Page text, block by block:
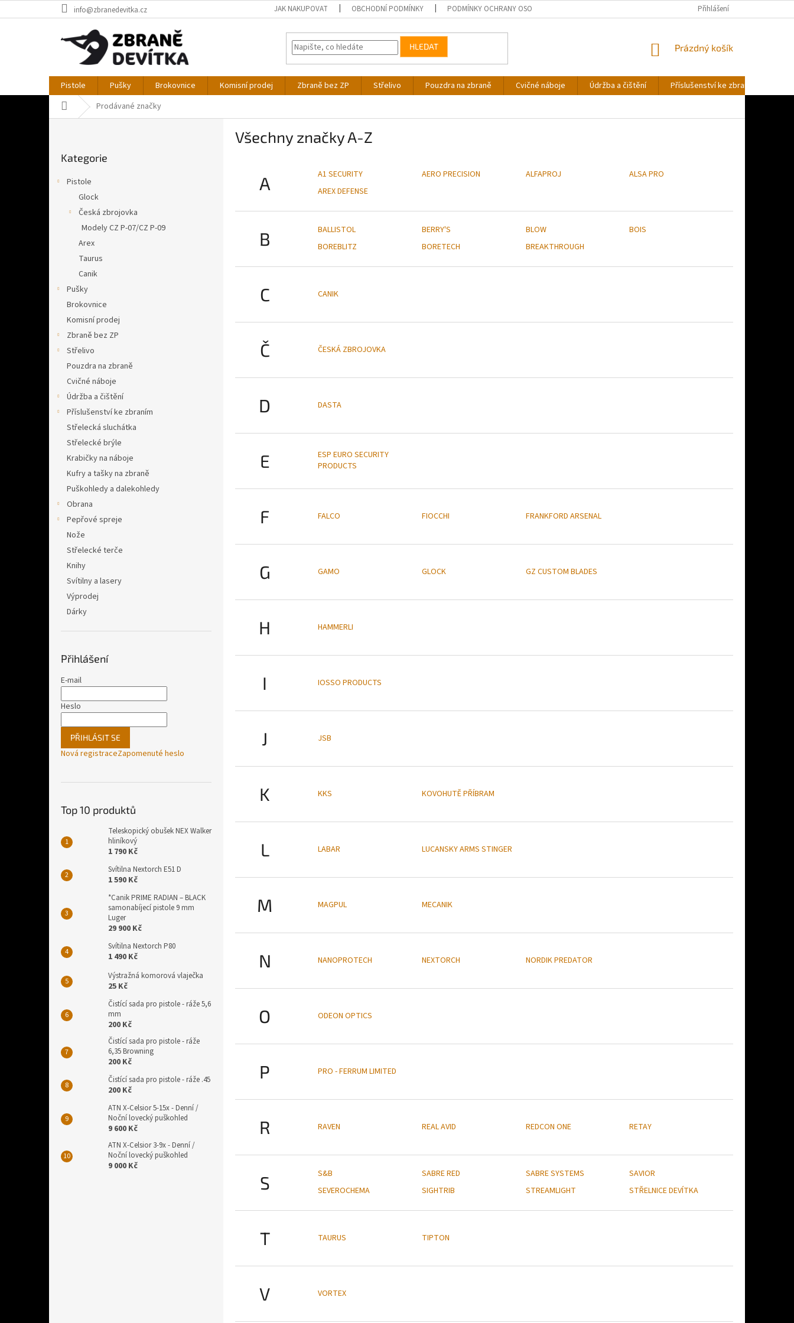
na
info@zbranedevitka.cz JAK NAKUPOVAT OBCHODNÍ PODMÍNKY PODMÍNKY OCHRANY OSOBNÍCH ÚDAJŮ Přihlášení
HLEDAT
NÁKUPNÍ
Prázdný košík
Pistole Pušky Brokovnice Komisní prodej Zbraně bez ZP Střelivo Pouzdra na zbraně Cvičné náboje Údržba a čištění Příslušenství ke zbraním
Domů Prodávané značky
kategorie
Kategorie
Pistole
Glock
Česká zbrojovka
Modely CZ P-07/CZ P-09
Arex
Taurus
Canik
Pušky
Brokovnice
Komisní prodej
Zbraně bez ZP
Střelivo
Pouzdra na zbraně
Cvičné náboje
Údržba a čištění
Příslušenství ke zbraním
Střelecká sluchátka
Střelecké brýle
Krabičky na náboje
Kufry a tašky na zbraně
Puškohledy a dalekohledy
Obrana
Pepřové spreje
Nože
Střelecké terče
Knihy
Svítilny a lasery
Výprodej
Dárky
Přihlášení
E-mail
Heslo
PŘIHLÁSIT SE
Nová registraceZapomenuté heslo
Top 10 produktů
Teleskopický obušek NEX Walker
hliníkový
1 790 Kč
Svítilna Nextorch E51 D
1 590 Kč
*Canik PRIME RADIAN – BLACK
samonabíjecí pistole 9 mm
Luger
29 900 Kč
Svítilna Nextorch P80
1 490 Kč
Výstražná komorová vlaječka
25 Kč
Čistící sada pro pistole - ráže 5,6
mm
200 Kč
Čistící sada pro pistole - ráže
6,35 Browning
200 Kč
Čistící sada pro pistole - ráže .45
200 Kč
ATN X-Celsior 5-15x - Denní /
Noční lovecký puškohled
9 600 Kč
ATN X-Celsior 3-9x - Denní /
Noční lovecký puškohled
9 000 Kč
Všechny značky A-Z
A A1 SECURITY AERO PRECISION ALFAPROJ
ALSA PRO
AREX DEFENSE
B BALLISTOL BERRY'S BLOW
BOIS
BOREBLITZ
BORETECH BREAKTHROUGH
C CANIK
Č ČESKÁ ZBROJOVKA
D DASTA
E
ESP EURO SECURITY
PRODUCTS
F FALCO FIOCCHI FRANKFORD ARSENAL
G GAMO GLOCK GZ CUSTOM BLADES
H HAMMERLI
I IOSSO PRODUCTS
J JSB
K KKS KOVOHUTĚ PŘÍBRAM
L LABAR LUCANSKY ARMS STINGER
M MAGPUL MECANIK
N NANOPROTECH NEXTORCH NORDIK PREDATOR
O ODEON OPTICS
P PRO - FERRUM LIMITED
R RAVEN REAL AVID REDCON ONE RETAY
S S&B SABRE RED SABRE SYSTEMS
SAVIOR
SEVEROCHEMA
SIGHTRIB STREAMLIGHT STŘELNICE DEVÍTKA
T TAURUS TIPTON
V VORTEX